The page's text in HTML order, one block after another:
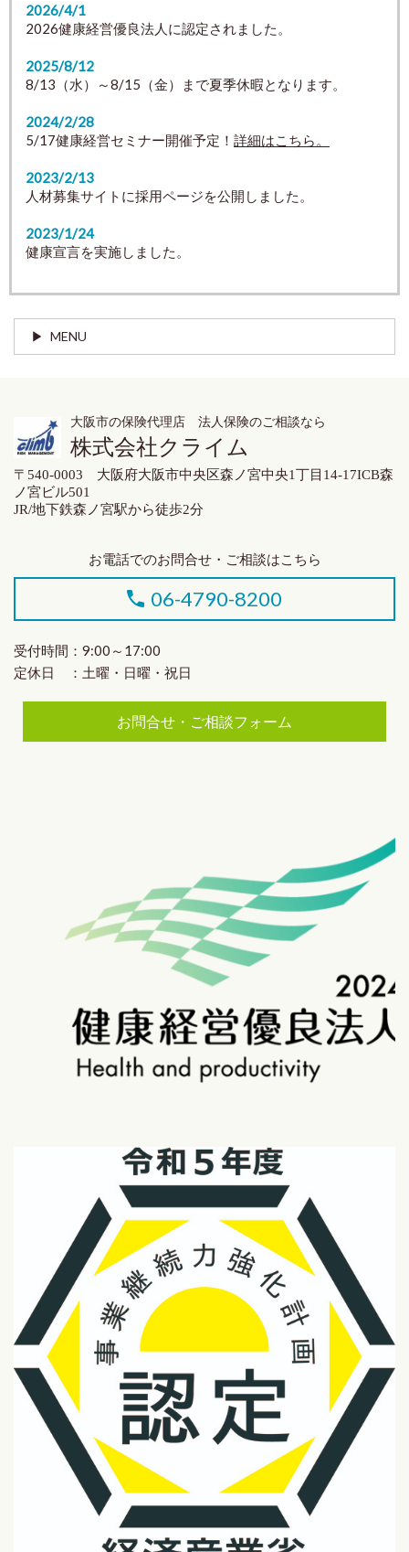
2026/4/1
2026健康経営優良法人に認定されました。
2025/8/12
8/13（水）～8/15（金）まで夏季休暇となります。
2024/2/28
5/17健康経営セミナー開催予定！ 詳細はこちら。
2023/2/13
人材募集サイトに採用ページを公開しました。
2023/1/24
健康宣言を実施しました。
MENU
大阪市の保険代理店 法人保険のご相談なら
株式会社クライム
〒540-0003 大阪府大阪市中央区森ノ宮中央1丁目14-17ICB森
ノ宮ビル501
JR/地下鉄森ノ宮駅から徒歩2分
お電話でのお問合せ・ご相談はこちら
06-4790-8200
受付時間：9:00～17:00
定休日 ：土曜・日曜・祝日
お問合せ・ご相談フォーム